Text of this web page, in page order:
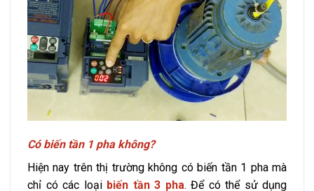
Có biến tần 1 pha không?
Hiện nay trên thị trường không có biến tần 1 pha mà
chỉ có các loại biến tần 3 pha. Để có thể sử dụng